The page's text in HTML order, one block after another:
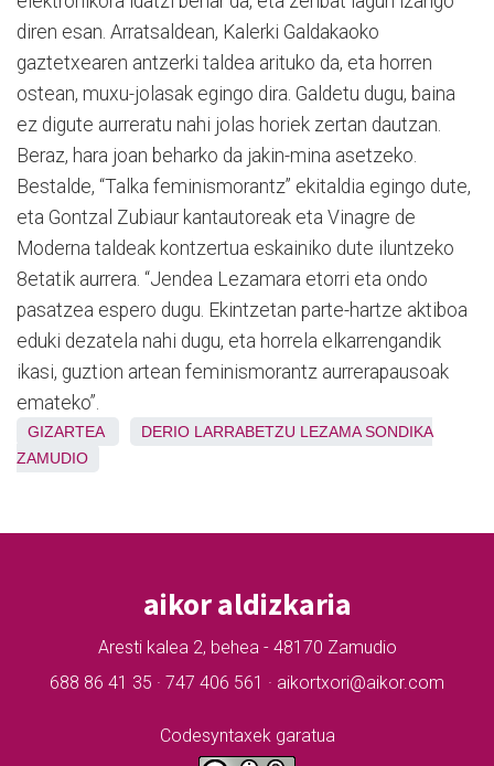
diren esan. Arratsaldean, Kalerki Galdakaoko
gaztetxearen antzerki taldea arituko da, eta horren
ostean, muxu-jolasak egingo dira. Galdetu dugu, baina
ez digute aurreratu nahi jolas horiek zertan dautzan.
Beraz, hara joan beharko da jakin-mina asetzeko.
Bestalde, “Talka feminismorantz” ekitaldia egingo dute,
eta Gontzal Zubiaur kantautoreak eta Vinagre de
Moderna taldeak kontzertua eskainiko dute iluntzeko
8etatik aurrera. “Jendea Lezamara etorri eta ondo
pasatzea espero dugu. Ekintzetan parte-hartze aktiboa
eduki dezatela nahi dugu, eta horrela elkarrengandik
ikasi, guztion artean feminismorantz aurrerapausoak
emateko”.
GIZARTEA DERIO LARRABETZU LEZAMA SONDIKA
ZAMUDIO
aikor aldizkaria
Aresti kalea 2, behea - 48170 Zamudio
688 86 41 35 · 747 406 561 · aikortxori@aikor.com
Codesyntaxek garatua